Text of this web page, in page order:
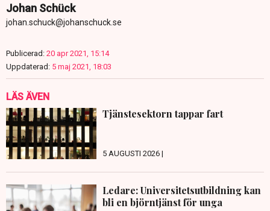
Johan Schück
johan.schuck@johanschuck.se
Publicerad: 20 apr 2021, 15:14
Uppdaterad: 5 maj 2021, 18:03
LÄS ÄVEN
Tjänstesektorn tappar fart
5 AUGUSTI 2026 |
Ledare: Universitetsutbildning kan
bli en björntjänst för unga